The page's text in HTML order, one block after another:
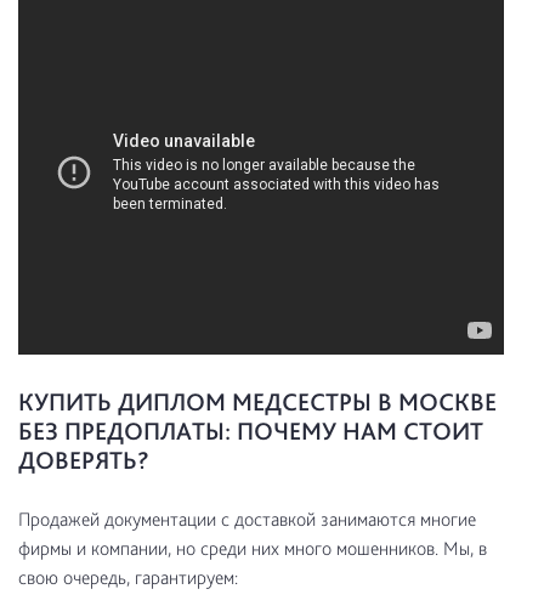
КУПИТЬ ДИПЛОМ МЕДСЕСТРЫ В МОСКВЕ
БЕЗ ПРЕДОПЛАТЫ: ПОЧЕМУ НАМ СТОИТ
ДОВЕРЯТЬ?
Продажей документации с доставкой занимаются многие
фирмы и компании, но среди них много мошенников. Мы, в
свою очередь, гарантируем: